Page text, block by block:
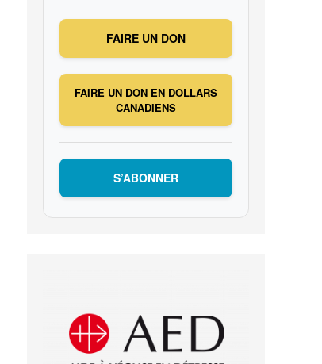
FAIRE UN DON
FAIRE UN DON EN DOLLARS
CANADIENS
S’ABONNER